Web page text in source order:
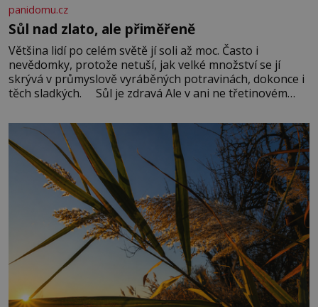
panidomu.cz
Sůl nad zlato, ale přiměřeně
Většina lidí po celém světě jí soli až moc. Často i
nevědomky, protože netuší, jak velké množství se jí
skrývá v průmyslově vyráběných potravinách, dokonce i
těch sladkých. Sůl je zdravá Ale v ani ne třetinovém
základní složky– sodík a chlór – jsou zásadní pro
správné hospodaření